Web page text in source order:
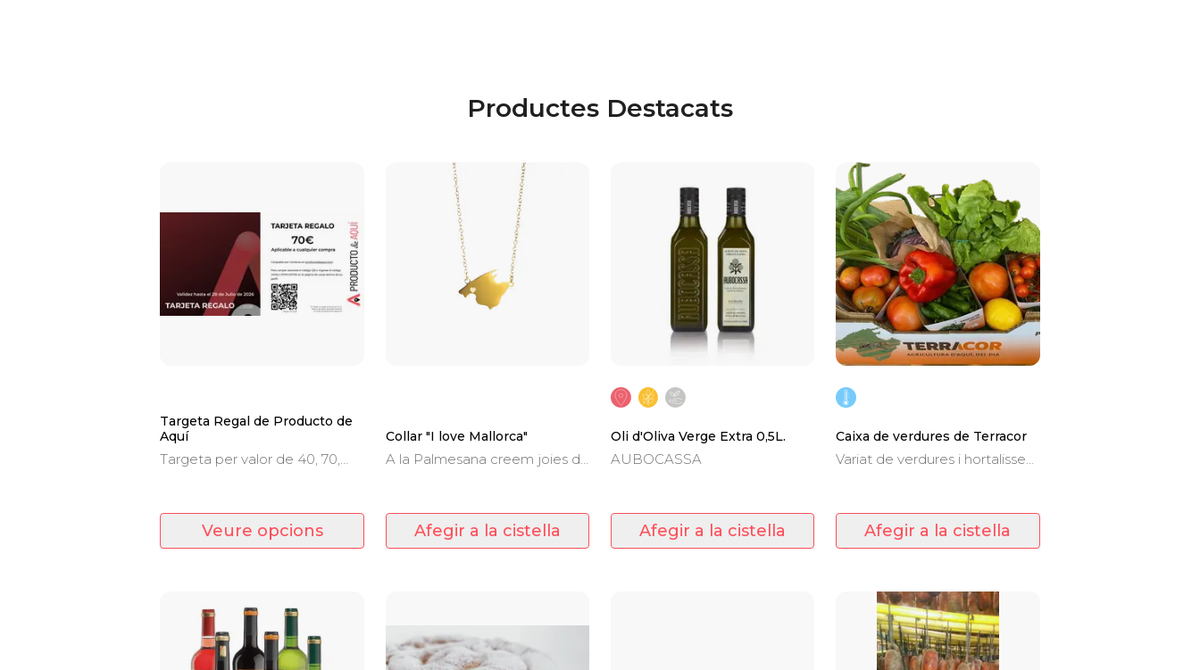
Productes Destacats
Targeta Regal de Producto de
Aquí
Targeta per valor de 40, 70,
Veure opcions
Collar "I love Mallorca"
A la Palmesana creem joies de
Afegir a la cistella
Oli d'Oliva Verge Extra 0,5L.
AUBOCASSA
Afegir a la cistella
Caixa de verdures de Terracor
Variat de verdures i hortalisses
Afegir a la cistella